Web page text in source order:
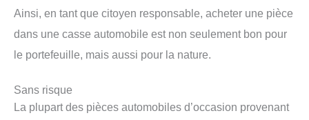
Ainsi, en tant que citoyen responsable, acheter une pièce
dans une casse automobile est non seulement bon pour
le portefeuille, mais aussi pour la nature.
Sans risque
La plupart des pièces automobiles d’occasion provenant